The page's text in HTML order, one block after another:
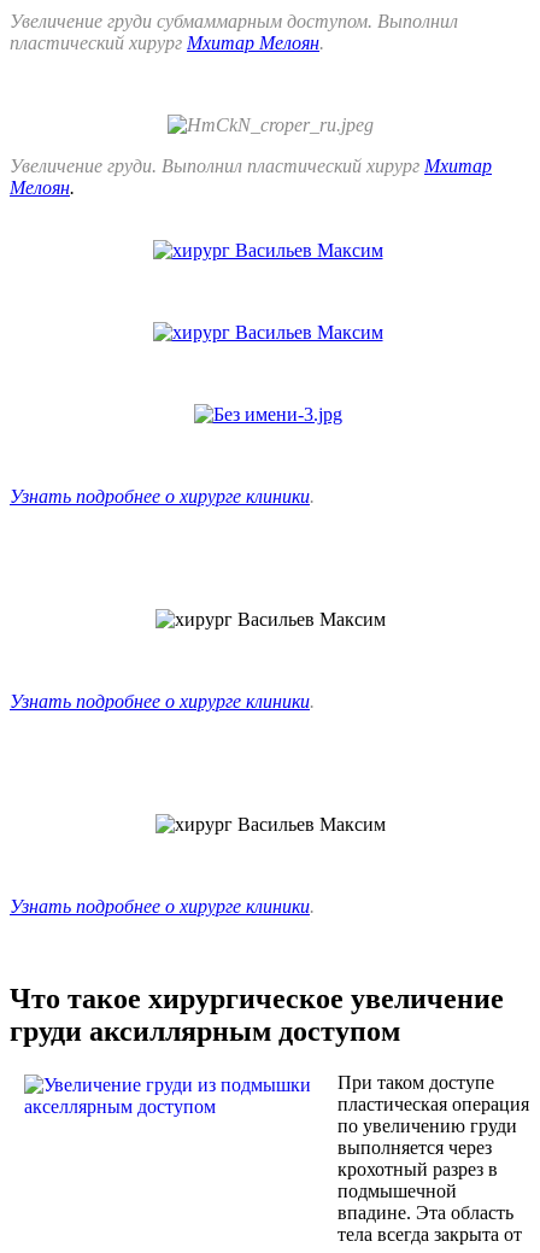
Увеличение груди субмаммарным доступом. Выполнил
пластический хирург Мхитар Мелоян.
Увеличение груди. Выполнил пластический хирург Мхитар
Мелоян.
Узнать подробнее о хирурге клиники.
Узнать подробнее о хирурге клиники.
Узнать подробнее о хирурге клиники.
Что такое хирургическое увеличение
груди аксиллярным доступом
При таком доступе
пластическая операция
по увеличению груди
выполняется через
крохотный разрез в
подмышечной
впадине. Эта область
тела всегда закрыта от